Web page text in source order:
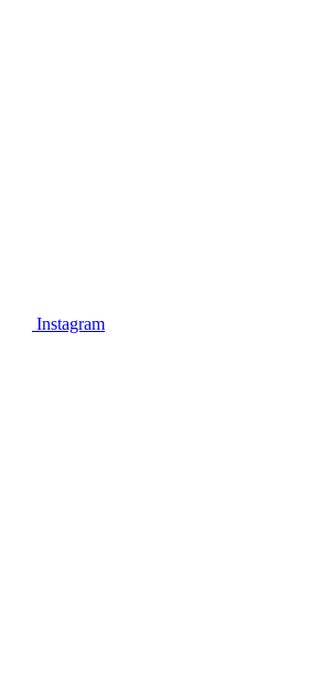
Instagram